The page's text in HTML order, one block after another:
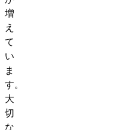
増
え
て
い
ま
す。
大
切
な